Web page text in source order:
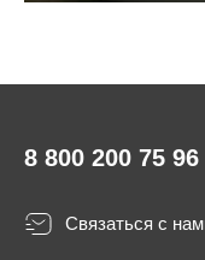
8 800 200 75 96
Связаться с